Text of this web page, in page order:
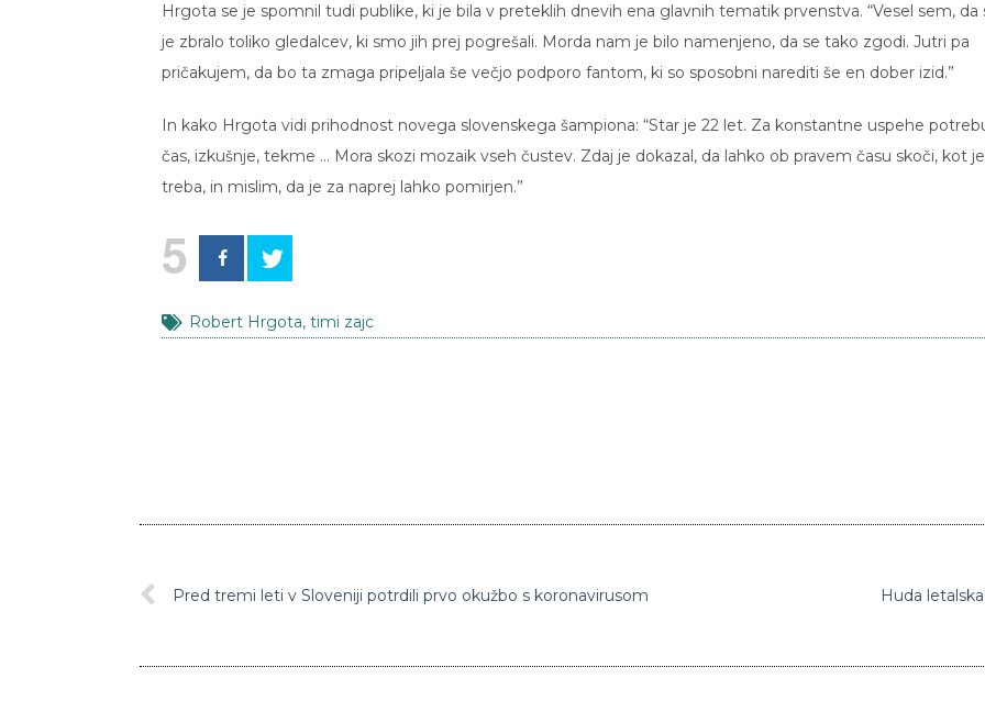
Hrgota se je spomnil tudi publike, ki je bila v preteklih dnevih ena glavnih tematik prvenstva. “Vesel sem, da
je zbralo toliko gledalcev, ki smo jih prej pogrešali. Morda nam je bilo namenjeno, da se tako zgodi. Jutri pa
pričakujem, da bo ta zmaga pripeljala še večjo podporo fantom, ki so sposobni narediti še en dober izid.”
In kako Hrgota vidi prihodnost novega slovenskega šampiona: “Star je 22 let. Za konstantne uspehe
čas, izkušnje, tekme … Mora skozi mozaik vseh čustev. Zdaj je dokazal, da lahko ob pravem času skoči, kot je
treba, in mislim, da je za naprej lahko pomirjen.”
5
Robert Hrgota, timi zajc
Pred tremi leti v Sloveniji potrdili prvo okužbo s koronavirusom Huda